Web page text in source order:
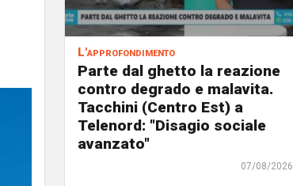
L'approfondimento
Parte dal ghetto la reazione
contro degrado e malavita.
Tacchini (Centro Est) a
Telenord: "Disagio sociale
avanzato"
07/08/2026